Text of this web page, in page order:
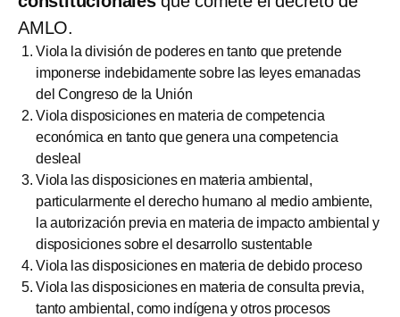
AMLO.
Viola la división de poderes en tanto que pretende
imponerse indebidamente sobre las leyes emanadas
del Congreso de la Unión
Viola disposiciones en materia de competencia
económica en tanto que genera una competencia
desleal
Viola las disposiciones en materia ambiental,
particularmente el derecho humano al medio ambiente,
la autorización previa en materia de impacto ambiental y
disposiciones sobre el desarrollo sustentable
Viola las disposiciones en materia de debido proceso
Viola las disposiciones en materia de consulta previa,
tanto ambiental, como indígena y otros procesos